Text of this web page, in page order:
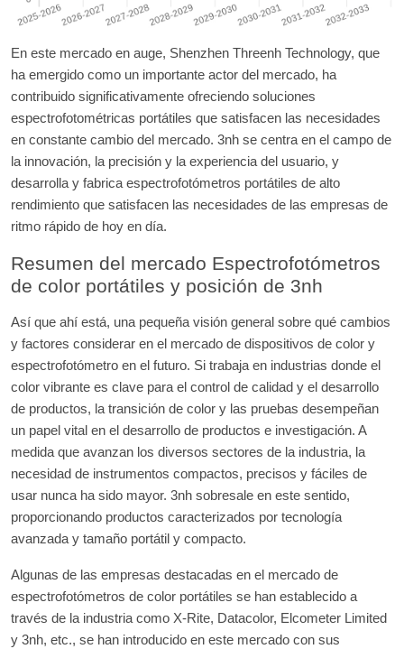
En este mercado en auge, Shenzhen Threenh Technology, que
ha emergido como un importante actor del mercado, ha
contribuido significativamente ofreciendo soluciones
espectrofotométricas portátiles que satisfacen las necesidades
en constante cambio del mercado. 3nh se centra en el campo de
la innovación, la precisión y la experiencia del usuario, y
desarrolla y fabrica espectrofotómetros portátiles de alto
rendimiento que satisfacen las necesidades de las empresas de
ritmo rápido de hoy en día.
Resumen del mercado Espectrofotómetros
de color portátiles y posición de 3nh
Así que ahí está, una pequeña visión general sobre qué cambios
y factores considerar en el mercado de dispositivos de color y
espectrofotómetro en el futuro. Si trabaja en industrias donde el
color vibrante es clave para el control de calidad y el desarrollo
de productos, la transición de color y las pruebas desempeñan
un papel vital en el desarrollo de productos e investigación. A
medida que avanzan los diversos sectores de la industria, la
necesidad de instrumentos compactos, precisos y fáciles de
usar nunca ha sido mayor. 3nh sobresale en este sentido,
proporcionando productos caracterizados por tecnología
avanzada y tamaño portátil y compacto.
Algunas de las empresas destacadas en el mercado de
espectrofotómetros de color portátiles se han establecido a
través de la industria como X-Rite, Datacolor, Elcometer Limited
y 3nh, etc., se han introducido en este mercado con sus